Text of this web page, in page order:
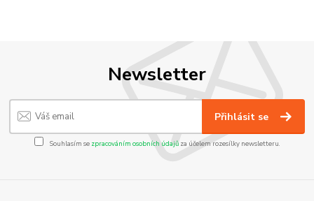
Newsletter
Přihlásit se
Souhlasím se zpracováním osobních údajůza účelem rozesílky newsletteru.